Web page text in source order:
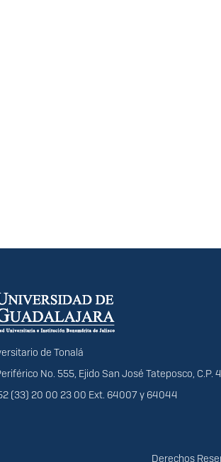
del portal
de Tonalá
No. 555, Ejido San José Tateposco, C.P.
(33) 20 00 23 00 Ext. 64007 y 64044
Derechos